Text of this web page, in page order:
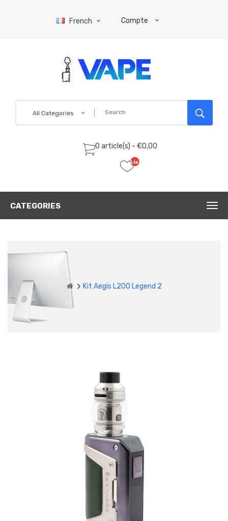
French Compte
All Categories
0 article(s) - €0,00
Liste
(0)
CATEGORIES
Kit Aegis L200 Legend 2